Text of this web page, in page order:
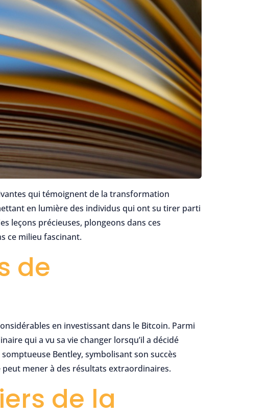
qui témoignent de la transformation
en lumière des individus qui ont su tirer parti
leçons précieuses, plongeons dans ces
ce milieu fascinant.
de
en investissant dans le Bitcoin. Parmi
qui a vu sa vie changer lorsqu’il a décidé
Bentley, symbolisant son succès
mener à des résultats extraordinaires.
de la